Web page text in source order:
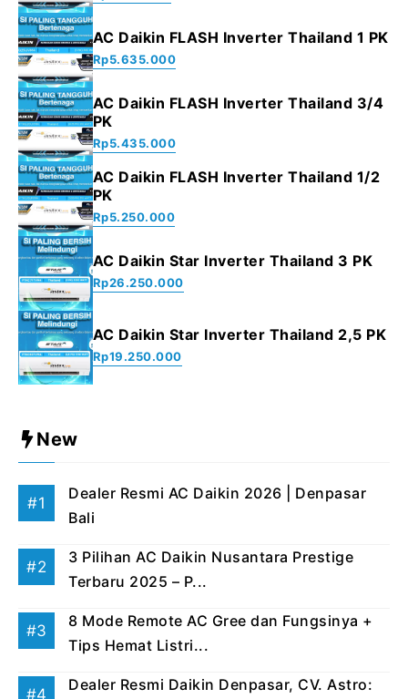
AC Daikin FLASH Inverter Thailand 1 PK
Rp5.635.000
AC Daikin FLASH Inverter Thailand 3/4
PK
Rp5.435.000
AC Daikin FLASH Inverter Thailand 1/2
PK
Rp5.250.000
AC Daikin Star Inverter Thailand 3 PK
Rp26.250.000
AC Daikin Star Inverter Thailand 2,5 PK
Rp19.250.000
New
Dealer Resmi AC Daikin 2026 | Denpasar
Bali
3 Pilihan AC Daikin Nusantara Prestige
Terbaru 2025 – P...
8 Mode Remote AC Gree dan Fungsinya +
Tips Hemat Listri...
Dealer Resmi Daikin Denpasar, CV. Astro: